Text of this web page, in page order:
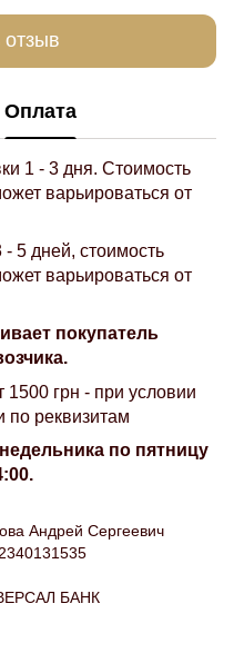
отзыв
Оплата
1 - 3 дня. Стоимость
варьироваться от
- 5 дней, стоимость
варьироваться от
покупатель
1500 грн - при условии
по реквизитам
по пятницу
Андрей Сергеевич
БАНК